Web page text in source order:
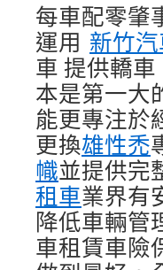
每車配零肇
運用 新竹
車 提供轎
本是第一大
能更專注於
更換雄性禿
幟並提供完
租車業界有
降低車輛管
車租賃車險